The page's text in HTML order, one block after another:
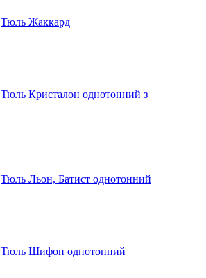
Тюль Жаккард
Тюль Кристалон однотонний з
Тюль Льон, Батист однотонний
Тюль Шифон однотонний